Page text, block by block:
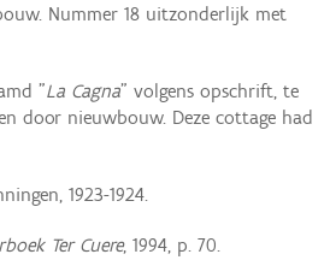
Nummer 18 uitzonderlijk met
"La Cagna" volgens opschrift, te
door nieuwbouw. Deze cottage had
1923-1924.
Ter Cuere, 1994, p. 70.